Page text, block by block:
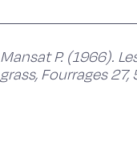
Mansat P. (1966).
grass, Fourrages 27,